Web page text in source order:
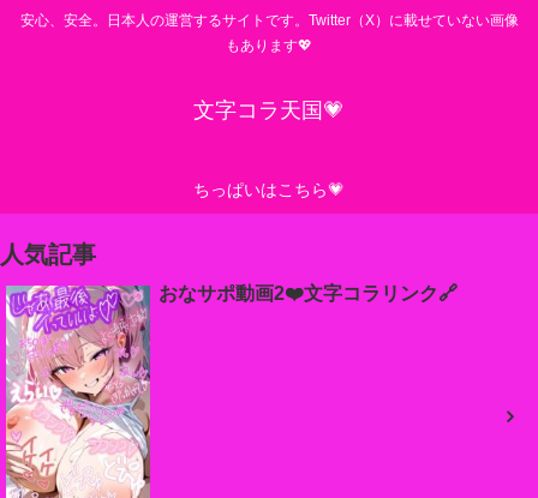
安心、安全。日本人の運営するサイトです。Twitter（X）に載せていない画像
もあります💖
文字コラ天国💗
ちっぱいはこちら💗
人気記事
おなサポ動画2❤️文字コラリンク🔗